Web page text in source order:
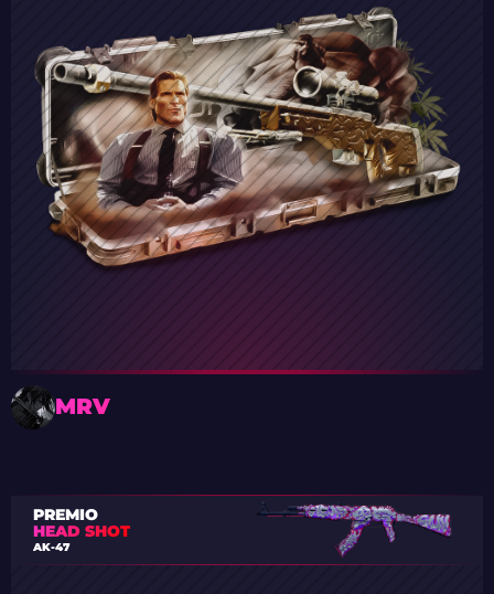
MRV
PREMIO
HEAD SHOT
AK-47